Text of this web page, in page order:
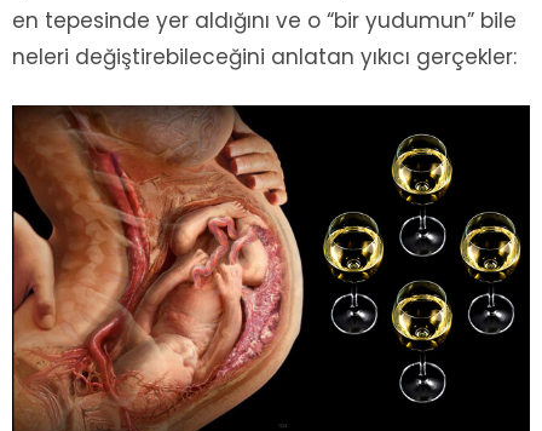
en tepesinde yer aldığını ve o “bir yudumun” bile
neleri değiştirebileceğini anlatan yıkıcı gerçekler: